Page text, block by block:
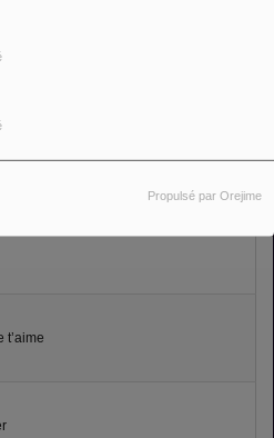
Propulsé par Orejime
quoi
t’aime